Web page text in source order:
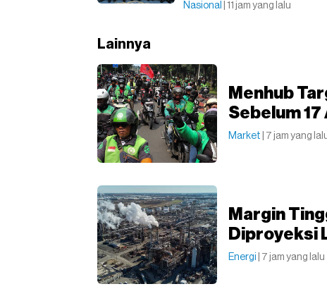
Nasional | 11 jam yang lalu
Lainnya
Menhub
Sebelum
Market | 7 jam yang
Margin
Diproyeksi
Energi | 7 jam yang lalu